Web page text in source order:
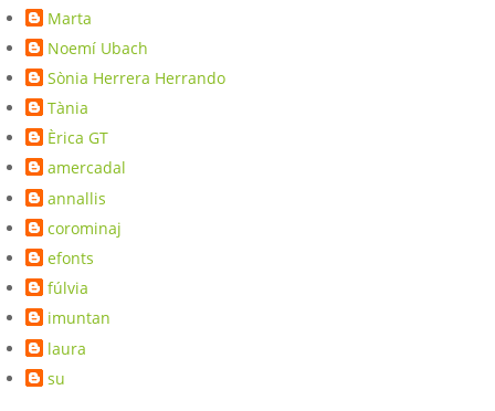
Marta
Noemí Ubach
Sònia Herrera Herrando
Tània
Èrica GT
amercadal
annallis
corominaj
efonts
fúlvia
imuntan
laura
su